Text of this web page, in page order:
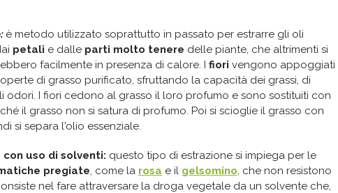
è metodo utilizzato soprattutto in passato per estrarre gli oli
petali e dalle parti molto tenere delle piante, che altrimenti si
facilmente in presenza di calore. I fiori vengono appoggiati
di grasso purificato, sfruttando la capacità dei grassi, di
odori. I fiori cedono al grasso il loro profumo e sono sostituiti con
il grasso non si satura di profumo. Poi si scioglie il grasso con
si separa l'olio essenziale.
con uso di solventi: questo tipo di estrazione si impiega per le
pregiate, come la rosa e il gelsomino, che non resistono
nel fare attraversare la droga vegetale da un solvente che,